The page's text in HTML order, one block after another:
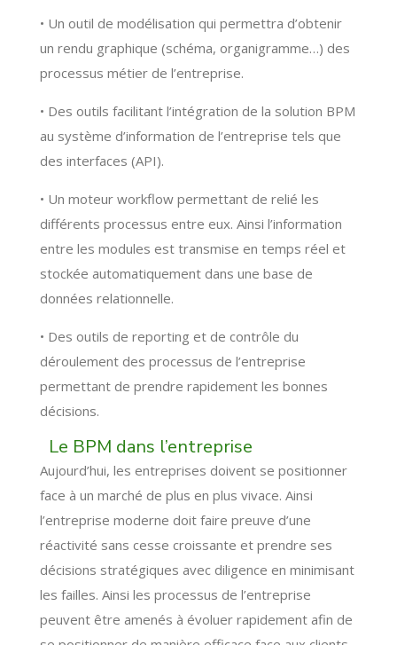
• Un outil de modélisation qui permettra d’obtenir
un rendu graphique (schéma, organigramme…) des
processus métier de l’entreprise.
• Des outils facilitant l’intégration de la solution BPM
au système d’information de l’entreprise tels que
des interfaces (API).
• Un moteur workflow permettant de relié les
différents processus entre eux. Ainsi l’information
entre les modules est transmise en temps réel et
stockée automatiquement dans une base de
données relationnelle.
• Des outils de reporting et de contrôle du
déroulement des processus de l’entreprise
permettant de prendre rapidement les bonnes
décisions.
Le BPM dans l’entreprise
Aujourd’hui, les entreprises doivent se positionner
face à un marché de plus en plus vivace. Ainsi
l’entreprise moderne doit faire preuve d’une
réactivité sans cesse croissante et prendre ses
décisions stratégiques avec diligence en minimisant
les failles. Ainsi les processus de l’entreprise
peuvent être amenés à évoluer rapidement afin de